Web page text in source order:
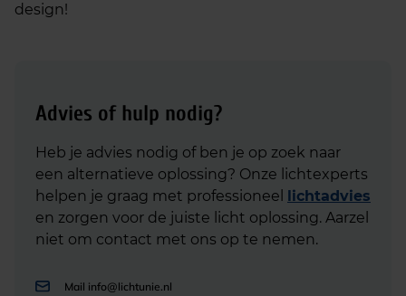
design!
Advies of hulp nodig?
Heb je advies nodig of ben je op zoek naar
een alternatieve oplossing? Onze lichtexperts
helpen je graag met professioneel lichtadvies
en zorgen voor de juiste licht oplossing. Aarzel
niet om contact met ons op te nemen.
Mail info@lichtunie.nl